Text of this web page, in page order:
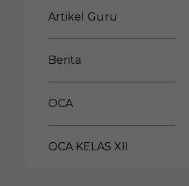
Artikel Guru
Berita
OCA
OCA KELAS XII